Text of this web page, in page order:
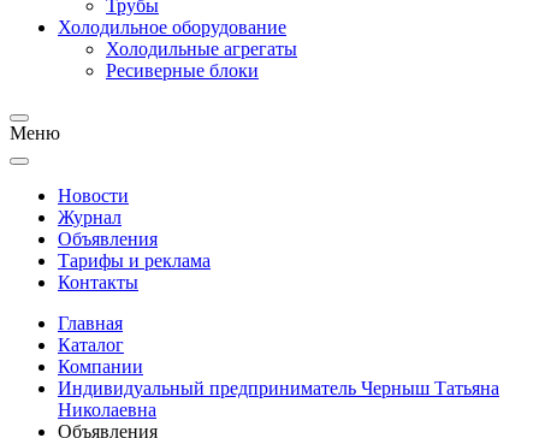
Трубы
Холодильное оборудование
Холодильные агрегаты
Ресиверные блоки
Меню
Новости
Журнал
Объявления
Тарифы и реклама
Контакты
Главная
Каталог
Компании
Индивидуальный предприниматель Черныш Татьяна
Николаевна
Объявления